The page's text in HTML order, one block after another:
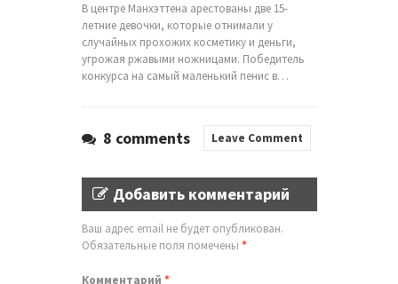
В центре Манхэттена арестованы две 15-
летние девочки, которые отнимали у
случайных прохожих косметику и деньги,
угрожая ржавыми ножницами. Победитель
конкурса на самый маленький пенис в…
8 comments Leave Comment
Добавить комментарий
Ваш адрес email не будет опубликован.
Обязательные поля помечены *
Комментарий *